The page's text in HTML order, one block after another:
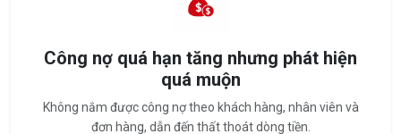
Công nợ quá hạn tăng nhưng phát hiện
quá muộn
Không nắm được công nợ theo khách hàng, nhân viên và
đơn hàng, dẫn đến thất thoát dòng tiền.